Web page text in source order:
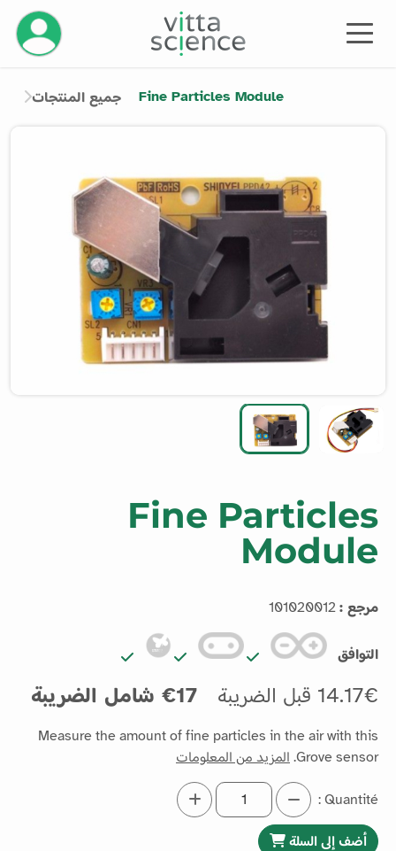
إدارة
جميع المنتجات Fine Particles Module
Fine Particles
Module
مرجع :
التوافق
14.17€ قبل الضريبة 17€ شامل الضريبة
Measure the amount of fine particles in the air with this
Grove sensor. المزيد من المعلومات
Quantité :
أضف إلى السلة